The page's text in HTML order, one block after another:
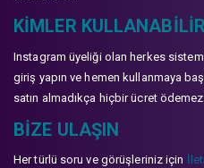
KIMLER KULLANABILIR
Instagram üyeliği olan herkes
giriş yapın ve hemen kullanmaya
satın almadıkça hiçbir ücret
BIZE ULAŞIN
Her türlü soru ve görüşleriniz için